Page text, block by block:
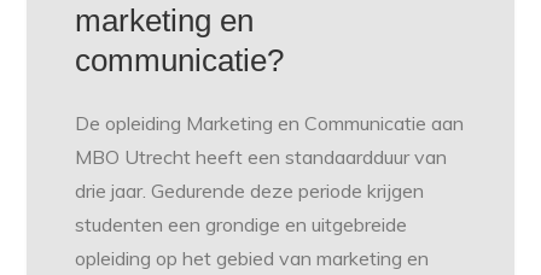
marketing en
communicatie?
De opleiding Marketing en Communicatie aan
MBO Utrecht heeft een standaardduur van
drie jaar. Gedurende deze periode krijgen
studenten een grondige en uitgebreide
opleiding op het gebied van marketing en